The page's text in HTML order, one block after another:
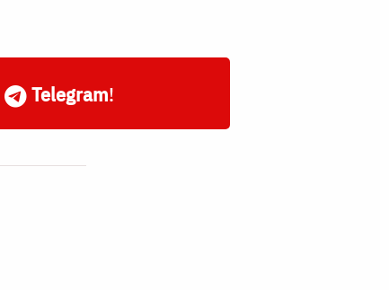
Telegram!